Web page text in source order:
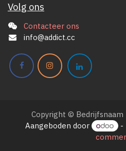
Volg ons
Contacteer ons
info@addict.cc
Copyright © Bedrijfsnaam
Aangeboden door -